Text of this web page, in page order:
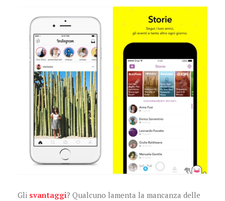
Gli svantaggi? Qualcuno lamenta la mancanza delle